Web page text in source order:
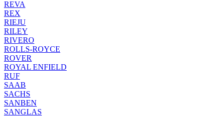
REVA
REX
RIEJU
RILEY
RIVERO
ROLLS-ROYCE
ROVER
ROYAL ENFIELD
RUF
SAAB
SACHS
SANBEN
SANGLAS